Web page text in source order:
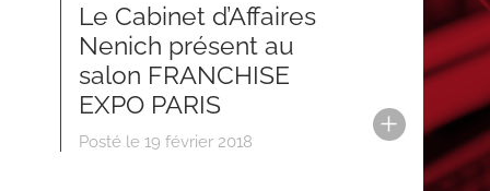
Le Cabinet d’Affaires
Nenich présent au
salon FRANCHISE
EXPO PARIS
Posté le 19 février 2018